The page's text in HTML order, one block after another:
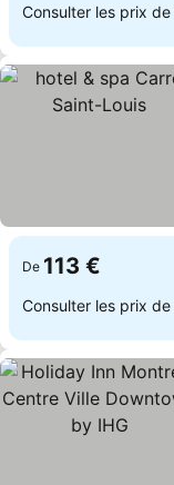
Consulter les prix de
De 113 €
Consulter les prix de